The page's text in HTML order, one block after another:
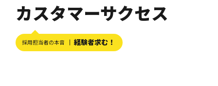
カスタマーサクセス
採用担当者の本音 経験者求む！